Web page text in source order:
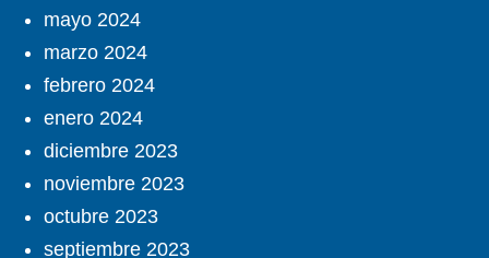
mayo 2024
marzo 2024
febrero 2024
enero 2024
diciembre 2023
noviembre 2023
octubre 2023
septiembre 2023